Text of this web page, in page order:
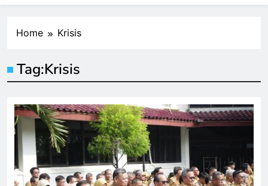
Home Krisis
Tag:Krisis